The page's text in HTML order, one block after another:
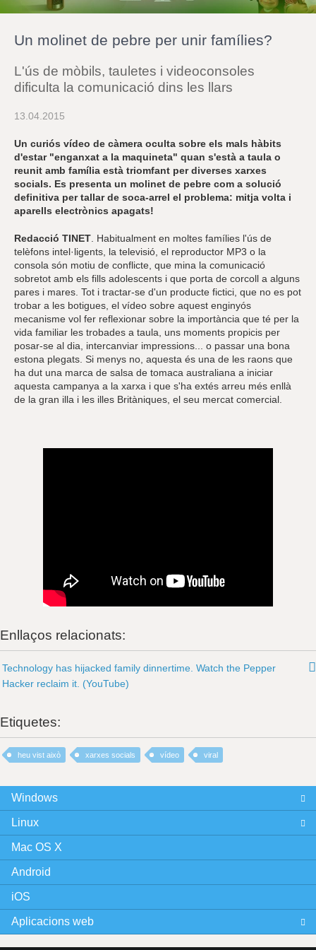
a
l
c
Un molinet de pebre per unir famílies?
L'ús de mòbils, tauletes i videoconsoles
dificulta la comunicació dins les llars
13.04.2015
Un curiós vídeo de càmera oculta sobre els mals hàbits
d'estar "enganxat a la maquineta" quan s'està a taula o
reunit amb família està triomfant per diverses xarxes
socials. Es presenta un molinet de pebre com a solució
definitiva per tallar de soca-arrel el problema: mitja volta i
aparells electrònics apagats!
Redacció TINET . Habitualment en moltes famílies l'ús de
telèfons intel·ligents, la televisió, el reproductor MP3 o la
consola són motiu de conflicte, que mina la comunicació
sobretot amb els fills adolescents i que porta de corcoll a alguns
pares i mares. Tot i tractar-se d'un producte fictici, que no es pot
trobar a les botigues, el vídeo sobre aquest enginyós
mecanisme vol fer reflexionar sobre la importància que té per la
vida familiar les trobades a taula, uns moments propicis per
posar-se al dia, intercanviar impressions... o passar una bona
estona plegats. Si menys no, aquesta és una de les raons que
ha dut una marca de salsa de tomaca australiana a iniciar
aquesta campanya a la xarxa i que s'ha extés arreu més enllà
de la gran illa i les illes Britàniques, el seu mercat comercial.
Enllaços relacionats:
Technology has hijacked family dinnertime. Watch the Pepper
Hacker reclaim it. (YouTube)
Etiquetes:
heu vist això xarxes socials vídeo viral
Windows
Linux
Mac OS X
Android
iOS
Aplicacions web